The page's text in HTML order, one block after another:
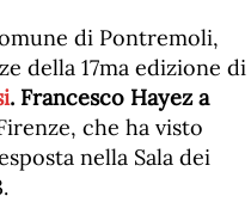
di Pontremoli,
della 17ma edizione di
. Francesco Hayez a
che ha visto
nella Sala dei